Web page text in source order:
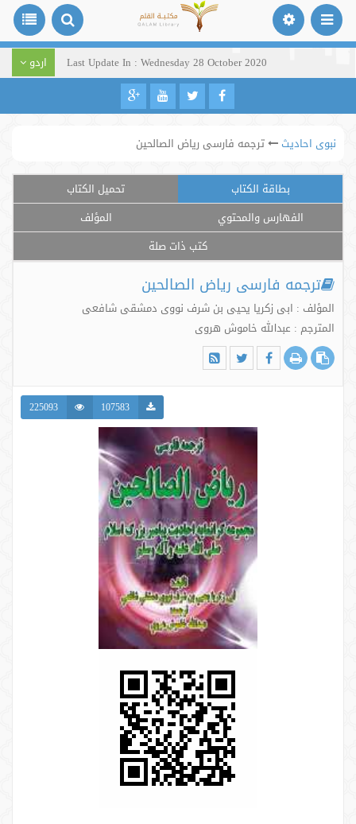
Last Update In : Wednesday 28 October 2020 اردو
نبوی احادیث ترجمه فارسی ریاض الصالحین
بطاقة الكتاب
تحميل الكتاب
الفهارس والمحتوي
المؤلف
كتب ذات صلة
ترجمه فارسی ریاض الصالحین
المؤلف : ابی زکریا یحیی بن شرف نووی دمشقی شافعی
المترجم : عبدالله خاموش هروی
107583
225093